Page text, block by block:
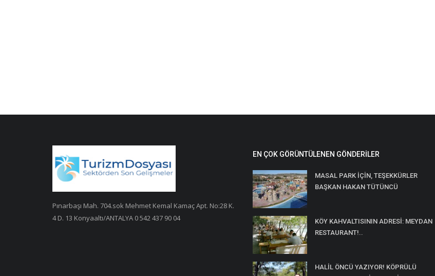
Pınarbaşı Mah. 704.sok Mehmet Kemal Kamaç Apt. No:28 K.
4 D. 13 Konyaaltı/ANTALYA 0 542 437 90 04
EN ÇOK GÖRÜNTÜLENEN GÖNDERILER
MASAL PARK İÇİN, TEŞEKKÜRLER
BAŞKAN HAKAN TÜTÜNCÜ
KÖY KAHVALTISININ ADRESİ: MEYDAN
RESTAURANT!..
HALİL ÖNCÜ YAZIYOR! KÖPRÜLÜ